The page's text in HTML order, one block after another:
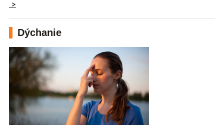
>
Dýchanie